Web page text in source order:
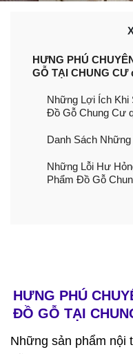
​HƯNG PHÚ
GỖ TẠI CHUNG
Những Lợi Ích
Đồ Gỗ Chung Cư
Danh Sách
Những Lỗi Hư
Phẩm Đồ Gỗ
HƯNG PHÚ
ĐỒ GỖ TẠI
Những sản phẩm nội